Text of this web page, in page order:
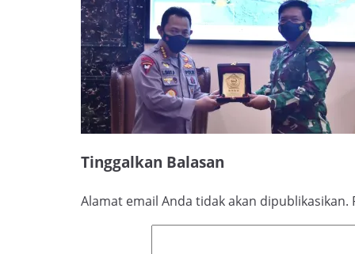
Tinggalkan Balasan
Alamat email Anda tidak akan dipublikasikan.